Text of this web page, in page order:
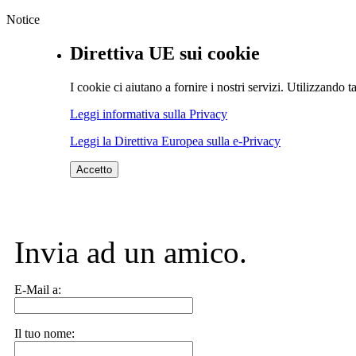
Notice
Direttiva UE sui cookie
I cookie ci aiutano a fornire i nostri servizi. Utilizzando
Leggi informativa sulla Privacy
Leggi la Direttiva Europea sulla e-Privacy
Accetto
Invia ad un amico.
E-Mail a:
Il tuo nome: